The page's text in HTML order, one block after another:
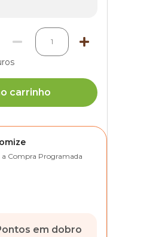
1
carrinho
Compra Programada
em dobro